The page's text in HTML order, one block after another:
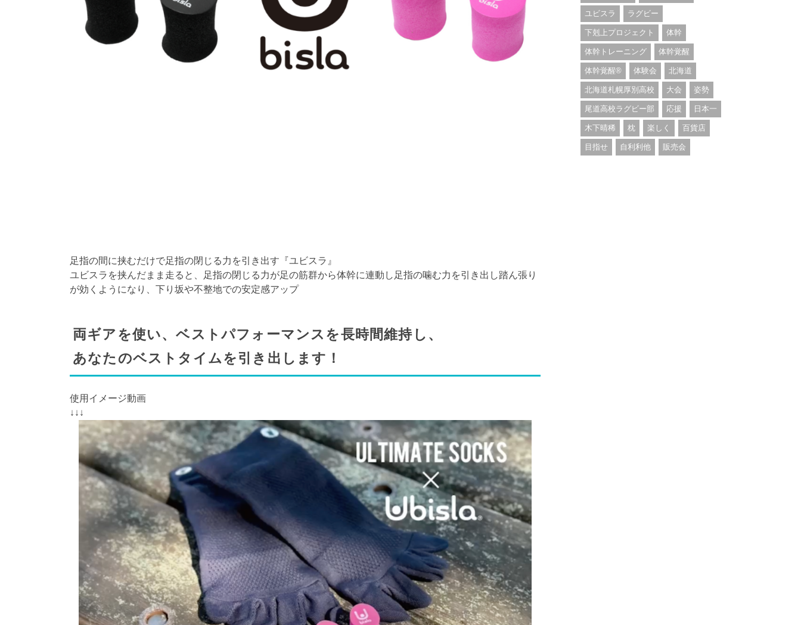
足指の間に挟むだけで足指の閉じる力を引き出す『ユビスラ』
ユビスラを挟んだまま走ると、足指の閉じる力が足の筋群から体幹に連動し足指の噛む力を引き出し踏ん張り
が効くようになり、下り坂や不整地での安定感アップ
両ギアを使い、ベストパフォーマンスを長時間維持し、
あなたのベストタイムを引き出します！
使用イメージ動画
↓↓↓
ユビスラ ラグビー
下剋上プロジェクト 体幹
体幹トレーニング 体幹覚醒
体幹覚醒®︎ 体験会 北海道
北海道札幌厚別高校 大会 姿勢
尾道高校ラグビー部 応援 日本一
木下晴稀 枕 楽しく 百貨店
目指せ 自利利他 販売会